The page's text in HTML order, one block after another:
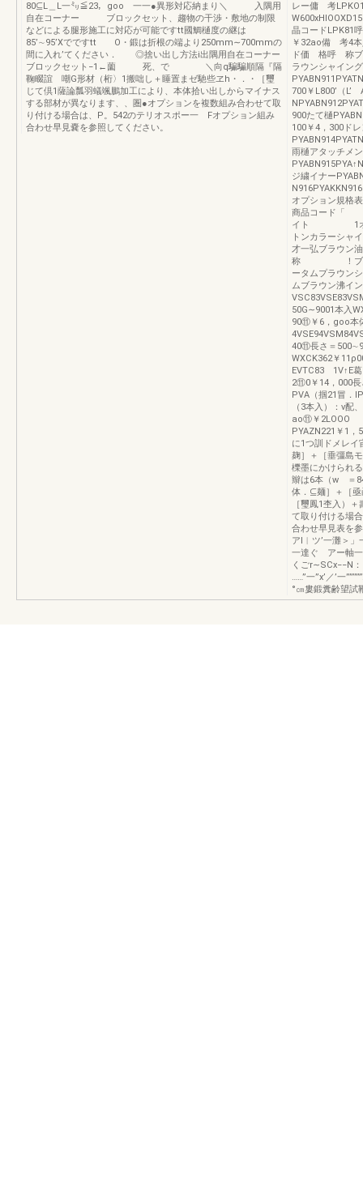
80⊆L＿L一㍉≦23，goo 一一●異形対応納まり＼ 入隅用
自在コーナー ブロックセット、趨物の干渉・敷地の制限
などによる腿形施工に対応が可能ですtt國鯛樋度の継は
85’∼95’Xでですtt O・鍛は折根の端より250mm∼700mmの
間に入れ’てください． ◎捨い出し方法i出隅用自在コーナー
ブロックセット−1←薗 死、で ＼向q騙騙順隔『隔
鞠畷誼 嘲G形材（桁〉1搬咄し＋睡置まゼ馳些ヱh・．・［璽
じて倶1薩論瓢羽蟻颯鵬加工により、本体拾い出しからマイナス
する部材が異なります、、圏●オプションを複数組み合わせて取
り付ける場合は、P。542のテリオスポー一 Fオプション組み
合わせ早見嚢を参照してください。
レー傭 考
晶コードLPK81
￥32ao備 考4本
ド価 格呼 称ブ
ラウンシャイ
700￥L800’（
900たて樋
100￥4，300ド
雨樋アタッチメ
ジ繍イナー
オプション規格
商品コード
イト 1オ
トンカラーシャ
才一弘ブラウン
称 ！ブロ
ータムプラウ
ムブラウン沸イ
50G∼9001本入
90⑪￥6，goo本
40⑪長さ＝
WXCK362￥
EVTC83
2⑪0￥14，000長
PVA（掴21冒．
（3本入）：v配
ao⑪￥2LOOO
PYAZN221￥1
に1つ訓ドメレ
麹］＋［垂彊島
櫟墨にかけられ
辮は6本（w ＝
体．⊆麺］＋［亟
［璽鳳1杢入）
て取り付ける場
合わせ早見表を
アl︳ツ’一灘
一達ぐ アー軸
くごr∼SCx−−N
……”一”x’／’一
°㎝婁鍛糞齢望試